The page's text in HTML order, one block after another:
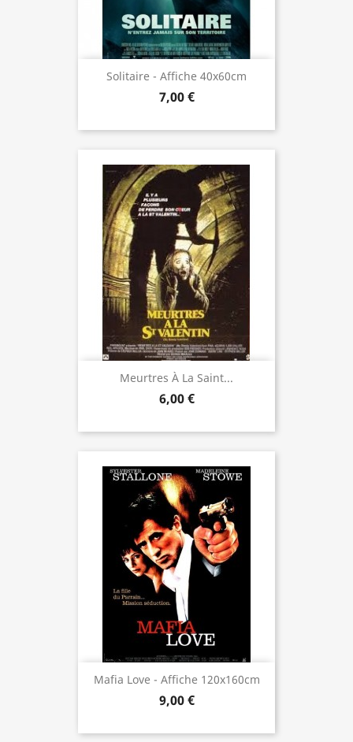
Solitaire - Affiche 40x60cm
7,00 €
Meurtres À La Saint...
6,00 €
Mafia Love - Affiche 120x160cm
9,00 €